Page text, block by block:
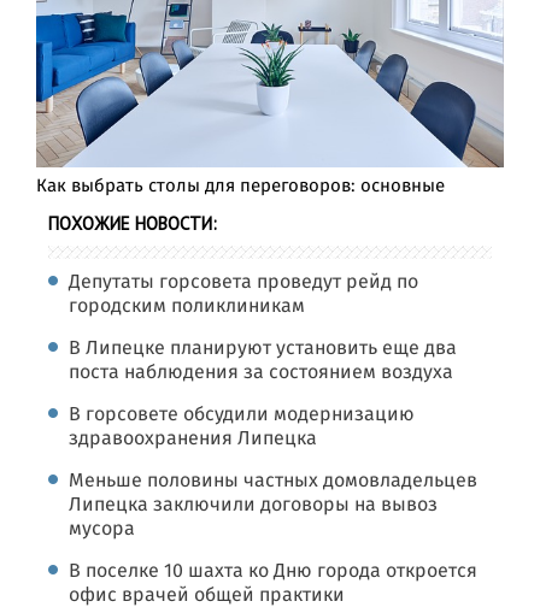
Как выбрать столы для переговоров: основные
ПОХОЖИЕ НОВОСТИ:
Депутаты горсовета проведут рейд по
городским поликлиникам
В Липецке планируют установить еще два
поста наблюдения за состоянием воздуха
В горсовете обсудили модернизацию
здравоохранения Липецка
Меньше половины частных домовладельцев
Липецка заключили договоры на вывоз
мусора
В поселке 10 шахта ко Дню города откроется
офис врачей общей практики